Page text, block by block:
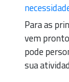
Para as
vem
pode
sua